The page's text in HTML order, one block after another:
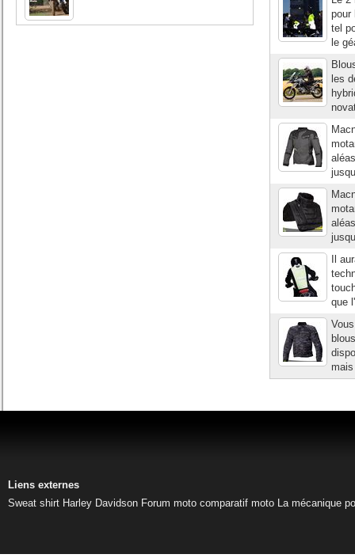
pour
tel
le
les
Il
que
Liens externes
Sweat shirt Harley Davidson Forum moto comparatif moto La mécanique